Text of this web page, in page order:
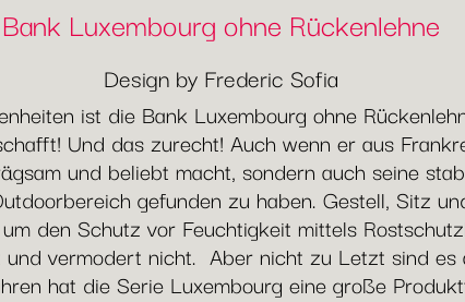
Bank Luxembourg ohne Rückenlehne
Design by Frederic Sofia
ist die Bank Luxembourg ohne
Und das zurecht! Auch wenn er aus
und beliebt macht, sondern auch seine
gefunden zu haben. Gestell, Sitz
den Schutz vor Feuchtigkeit mittels
und vermodert nicht. Aber nicht zu Letzt sind
hat die Serie Luxembourg eine große